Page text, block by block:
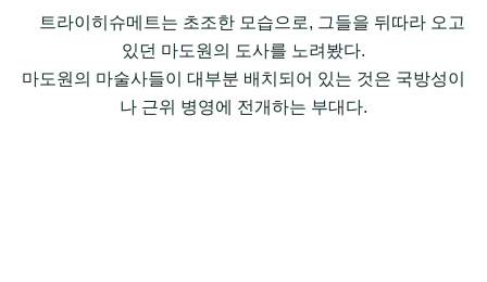
트라이히슈메트는 초조한 모습으로, 그들을 뒤따라 오고
있던 마도원의 도사를 노려봤다.
마도원의 마술사들이 대부분 배치되어 있는 것은 국방성이
나 근위 병영에 전개하는 부대다.